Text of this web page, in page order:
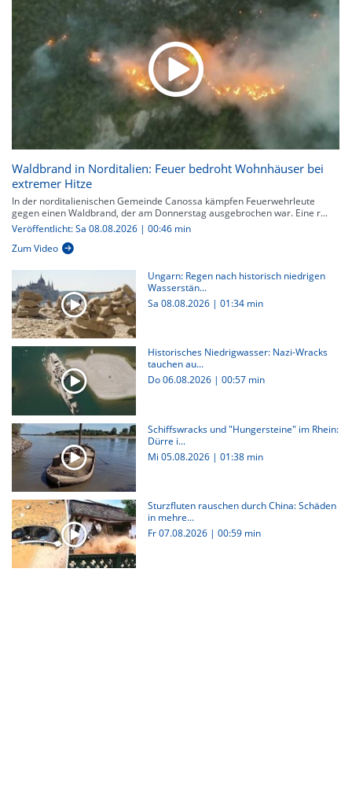
Waldbrand in Norditalien: Feuer bedroht Wohnhäuser bei
extremer Hitze
In der norditalienischen Gemeinde Canossa kämpfen Feuerwehrleute
gegen einen Waldbrand, der am Donnerstag ausgebrochen war. Eine r...
Veröffentlicht: Sa 08.08.2026 | 00:46 min
Zum Video
Ungarn: Regen nach historisch niedrigen
Wasserstän...
Sa 08.08.2026 | 01:34 min
Historisches Niedrigwasser: Nazi-Wracks
tauchen au...
Do 06.08.2026 | 00:57 min
Schiffswracks und "Hungersteine" im Rhein:
Dürre i...
Mi 05.08.2026 | 01:38 min
Sturzfluten rauschen durch China: Schäden
in mehre...
Fr 07.08.2026 | 00:59 min